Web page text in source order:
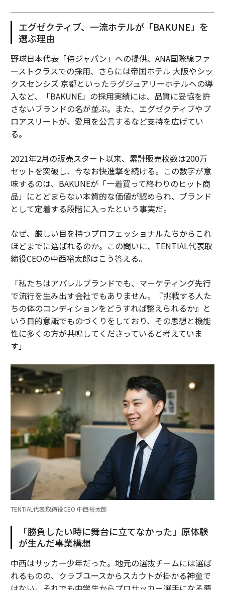
エグゼクティブ、一流ホテルが「BAKUNE」を
選ぶ理由
野球日本代表「侍ジャパン」への提供、ANA国際線ファ
ーストクラスでの採用、さらには帝国ホテル 大阪やシッ
クスセンシズ 京都といったラグジュアリーホテルへの導
入など、「BAKUNE」の採用実績には、品質に妥協を許
さないブランドの名が並ぶ。また、エグゼクティブやプ
ロアスリートが、愛用を公言するなど支持を広げてい
る。
2021年2月の販売スタート以来、累計販売枚数は200万
セットを突破し、今なお快進撃を続ける。この数字が意
味するのは、BAKUNEが「一着買って終わりのヒット商
品」にとどまらない本質的な価値が認められ、ブランド
として定着する段階に入ったという事実だ。
なぜ、厳しい目を持つプロフェッショナルたちからこれ
ほどまでに選ばれるのか。この問いに、TENTIAL代表取
締役CEOの中西裕太郎はこう答える。
「私たちはアパレルブランドでも、マーケティング先行
で流行を生み出す会社でもありません。『挑戦する人た
ちの体のコンディションをどうすれば整えられるか』と
いう目的意識でものづくりをしており、その思想と機能
性に多くの方が共鳴してくださっていると考えていま
す」
TENTIAL代表取締役CEO 中西裕太郎
「勝負したい時に舞台に立てなかった」原体験
が生んだ事業構想
中西はサッカー少年だった。地元の選抜チームには選ば
れるものの、クラブユースからスカウトが掛かる神童で